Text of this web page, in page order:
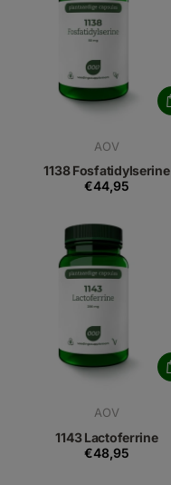
AOV
1138 Fosfatidylserine
€44,95
AOV
1143 Lactoferrine
€48,95